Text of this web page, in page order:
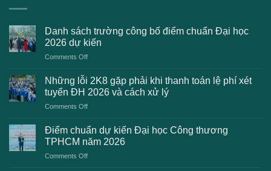
Danh sách trường công bố điểm chuẩn Đại học
2026 dự kiến
Comments Offon
sách
trường
công
bố
chuẩn
Đại
Những lỗi 2K8 gặp phải khi thanh toán lệ phí xét
tuyển ĐH 2026 và cách xử lý
Comments Offon
lỗi
2K8
gặp
phải
Điểm chuẩn dự kiến Đại học Công thương
TPHCM năm 2026
Comments Offon